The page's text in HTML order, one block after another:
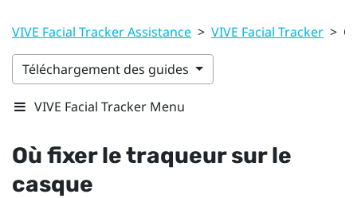
VIVE Facial Tracker Assistance > VIVE Facial Tracker >
Téléchargement des guides
VIVE Facial Tracker Menu
Où fixer le traqueur sur le
casque